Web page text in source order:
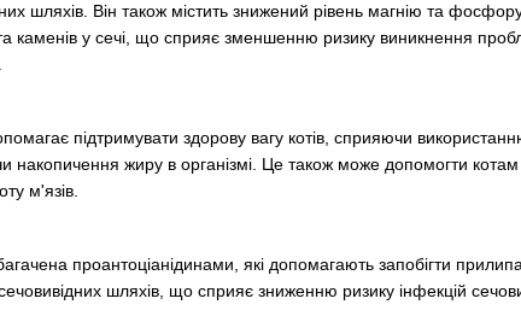
шляхів. Він також містить знижений рівень магнію та
каменів у сечі, що сприяє зменшенню ризику виникнення
підтримувати здорову вагу котів, сприяючи
накопичення жиру в організмі. Це також може допомогти котам
м'язів.
проантоціанідинами, які допомагають запобігти
шляхів, що сприяє зниженню ризику інфекцій